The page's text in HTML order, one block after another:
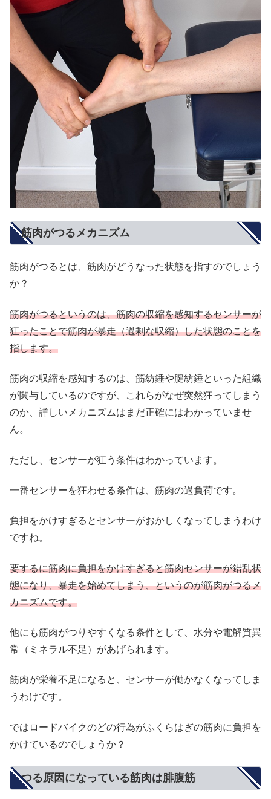
筋肉がつるメカニズム
筋肉がつるとは、筋肉がどうなった状態を指すのでしょう
か？
筋肉がつるというのは、筋肉の収縮を感知するセンサーが
狂ったことで筋肉が暴走（過剰な収縮）した状態のことを
指します。
筋肉の収縮を感知するのは、筋紡錘や腱紡錘といった組織
が関与しているのですが、これらがなぜ突然狂ってしまう
のか、詳しいメカニズムはまだ正確にはわかっていませ
ん。
ただし、センサーが狂う条件はわかっています。
一番センサーを狂わせる条件は、筋肉の過負荷です。
負担をかけすぎるとセンサーがおかしくなってしまうわけ
ですね。
要するに筋肉に負担をかけすぎると筋肉センサーが錯乱状
態になり、暴走を始めてしまう、というのが筋肉がつるメ
カニズムです。
他にも筋肉がつりやすくなる条件として、水分や電解質異
常（ミネラル不足）があげられます。
筋肉が栄養不足になると、センサーが働かなくなってしま
うわけです。
ではロードバイクのどの行為がふくらはぎの筋肉に負担を
かけているのでしょうか？
つる原因になっている筋肉は腓腹筋